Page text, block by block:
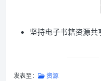
坚持电子书籍资源共
发表至： 资源